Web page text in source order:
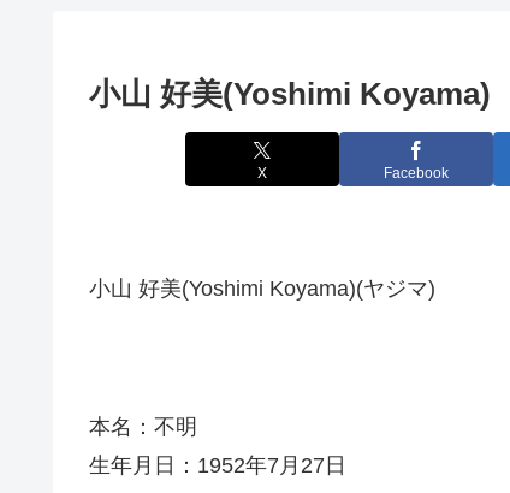
小山 好美(Yoshimi Koyama)
X Facebook
小山 好美(Yoshimi Koyama)(ヤジマ)
本名：不明
生年月日：1952年7月27日